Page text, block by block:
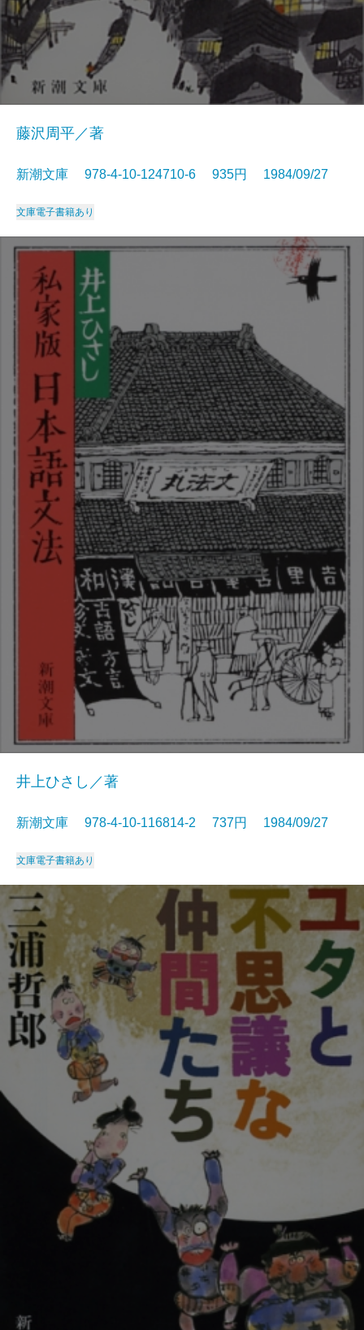
藤沢周平／著
新潮文庫 978-4-10-124710-6 935円 1984/09/27
文庫電子書籍あり
井上ひさし／著
新潮文庫 978-4-10-116814-2 737円 1984/09/27
文庫電子書籍あり